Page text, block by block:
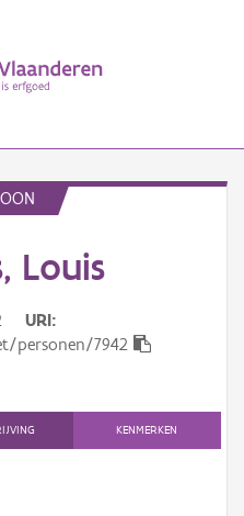
Louis
URI
personen/7942
KENMERKEN